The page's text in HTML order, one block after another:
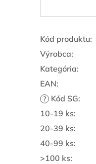
Kód produktu:
Výrobca:
Kategória:
EAN:
? Kód SG:
10-19 ks:
20-39 ks:
40-99 ks:
>100 ks: